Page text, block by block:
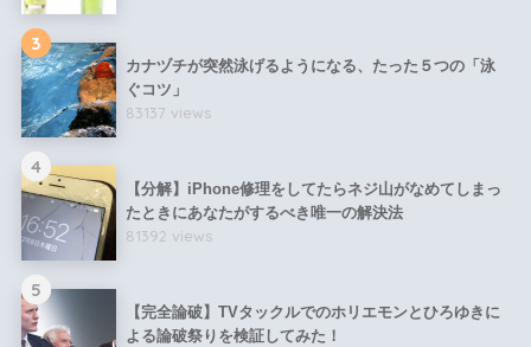
3
カナヅチが突然泳げるようになる、たった５つの「泳
ぐコツ」
83137 views
4
【分解】iPhone修理をしてたらネジ山がなめてしまっ
たときにあなたがするべき唯一の解決法
81392 views
5
【完全論破】TVタックルでのホリエモンとひろゆきに
よる論破祭りを検証してみた！